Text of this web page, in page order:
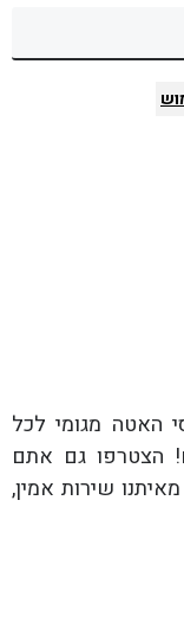
האטה מגומי לכל
הצטרפו גם אתם
שירות אמין,